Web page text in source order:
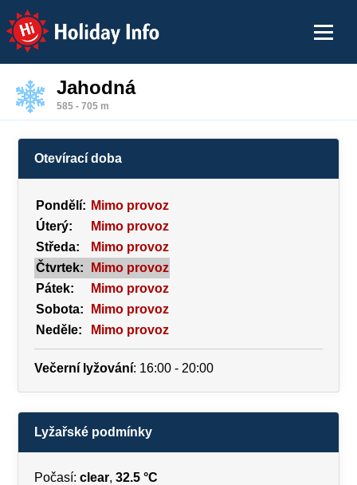
Holiday Info
Jahodná
585 - 705 m
Otevírací doba
Pondělí: Mimo provoz
Úterý:
Mimo provoz
Středa:
Mimo provoz
Čtvrtek:
Mimo provoz
Pátek:
Mimo provoz
Sobota:
Mimo provoz
Neděle:
Mimo provoz
Večerní lyžování: 16:00 - 20:00
Lyžařské podmínky
Počasí: clear, 32.5 °C